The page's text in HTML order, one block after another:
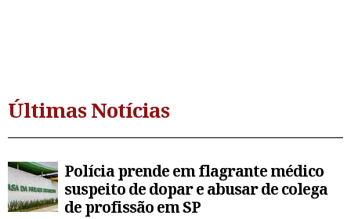
Últimas Notícias
Polícia prende em flagrante médico
suspeito de dopar e abusar de colega
de profissão em SP